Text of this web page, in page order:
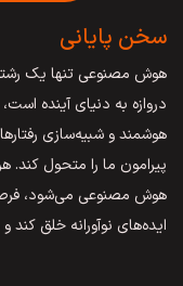
سخن پایانی
هوش مصنوعی تنها یک
دروازه به دنیای آینده
هوشمند و شبیه‌سازی
پیرامون ما را متحول کند.
هوش مصنوعی می‌شود،
ایده‌های نوآورانه خلق کند